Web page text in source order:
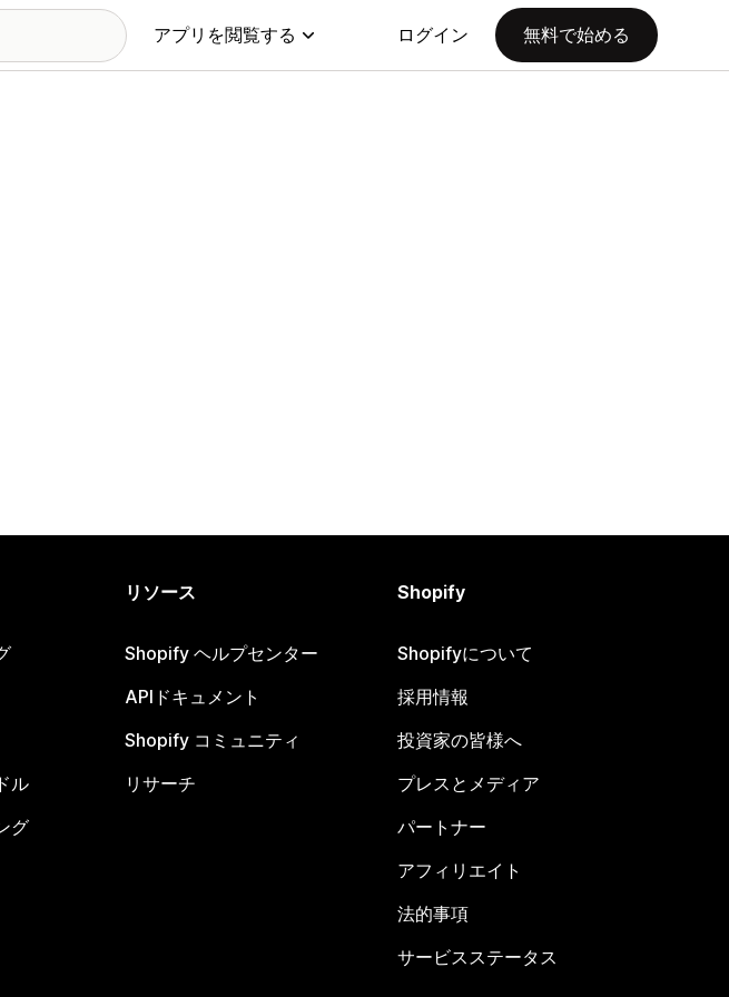
アプリを閲覧する ログイン 無料で始める
ル
グ
リソース
Shopify ヘルプセンター
APIドキュメント
Shopify コミュニティ
リサーチ
Shopify
Shopifyについて
採用情報
投資家の皆様へ
プレスとメディア
パートナー
アフィリエイト
法的事項
サービスステータス